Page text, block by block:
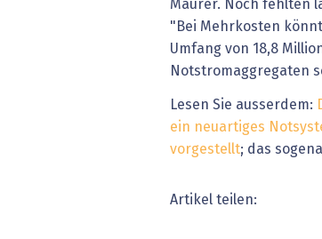
Maurer. Noch fehlten
"Bei Mehrkosten
Umfang von 18,8
Notstromaggregaten
Lesen Sie ausserdem:
ein neuartiges
vorgestellt; das
Artikel teilen: